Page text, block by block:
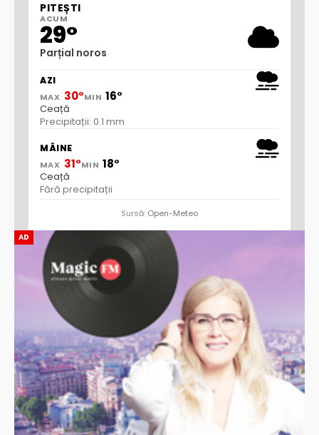
AD
PITEȘTI
ACUM
29°
Parțial noros
AZI
MAX 30°MIN 16°
Ceață
Precipitații: 0.1 mm
MÂINE
MAX 31°MIN 18°
Ceață
Fără precipitații
Sursă: Open-Meteo